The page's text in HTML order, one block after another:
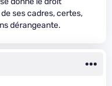
ses cadres, certes,
dérangeante.